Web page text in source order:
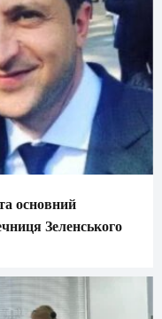
основний
Зеленського